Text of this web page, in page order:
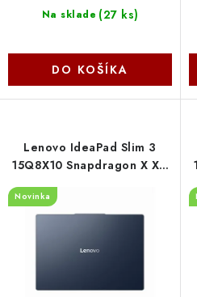
Na sklade (27 ks)
DO KOŠÍKA
Lenovo IdeaPad Slim 3
15Q8X10 Snapdragon X X1-
PC/8GB/SSD512GB/15,3"/
Home/modrá 83N3008XCK
Novinka